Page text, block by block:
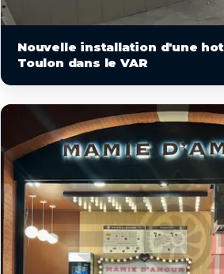
Nouvelle installation d'une
Toulon dans le VAR